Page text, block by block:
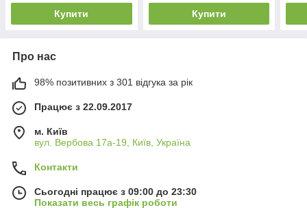
Купити Купити
Про нас
98% позитивних з 301 відгука за рік
Працює з 22.09.2017
м. Київ
вул. Вербова 17а-19, Київ, Україна
Контакти
Сьогодні працює з 09:00 до 23:30
Показати весь графік роботи